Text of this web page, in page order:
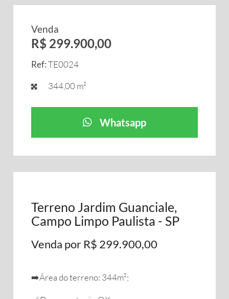
Venda
R$ 299.900,00
Ref:TE0024
344,00 m²
Whatsapp
Terreno Jardim Guanciale,
Campo Limpo Paulista - SP
Venda por R$ 299.900,00
➡️Área do terreno: 344m²;